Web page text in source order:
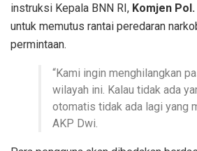
instruksi Kepala BNN RI, Komjen
untuk memutus rantai peredaran
permintaan.
“Kami ingin menghilangkan
wilayah ini. Kalau tidak ada
otomatis tidak ada lagi yang
AKP Dwi.